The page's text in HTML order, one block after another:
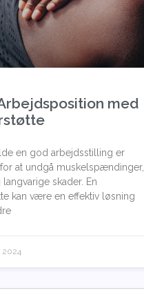
med
en god arbejdsstilling er
at undgå muskelspændinger,
skader. En
kan være en effektiv løsning
2024